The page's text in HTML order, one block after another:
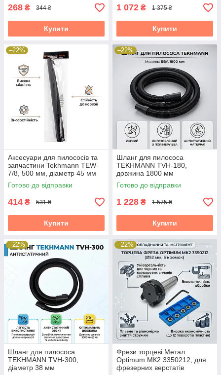
268 ₴ 344 ₴
Купити
1 072 ₴ 1 375 ₴
Купити
–22%
Аксесуари для пилососів та
запчастини Tekhmann TEW-
7/8, 500 мм, діаметр 45 мм
Готово до відправки
414 ₴ 531 ₴
Купити
–22%
Шланг для пилососа
TEKHMANN TVH-180,
довжина 1800 мм
Готово до відправки
1 228 ₴ 1 575 ₴
Купити
–22%
Шланг для пилососа
TEKHMANN TVH-300,
діаметр 38 мм
–22%
Фрези торцеві Метал
Optimum МК2 3350212, для
фрезерних верстатів